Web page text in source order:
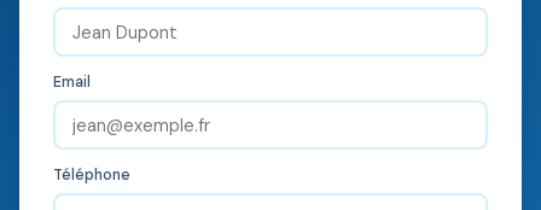
Email
Téléphone